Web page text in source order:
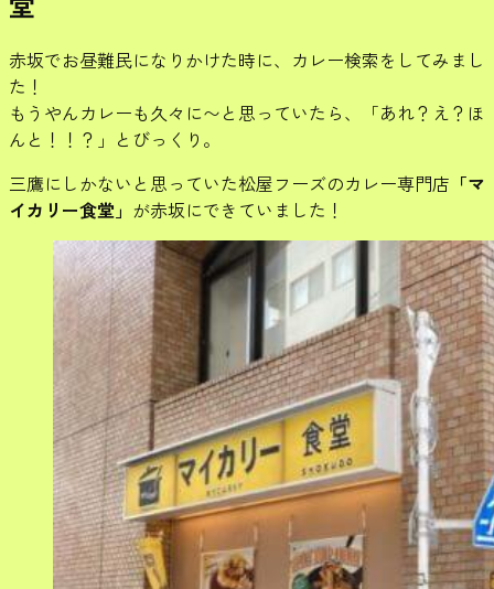
赤坂でお昼難民になりかけた時に、カレー検索をしてみまし
た！
もうやんカレーも久々に〜と思っていたら、「あれ？え？ほ
んと！！？」とびっくり。
三鷹にしかないと思っていた松屋フーズのカレー専門店 「マ
イカリー食堂」 が赤坂にできていました！